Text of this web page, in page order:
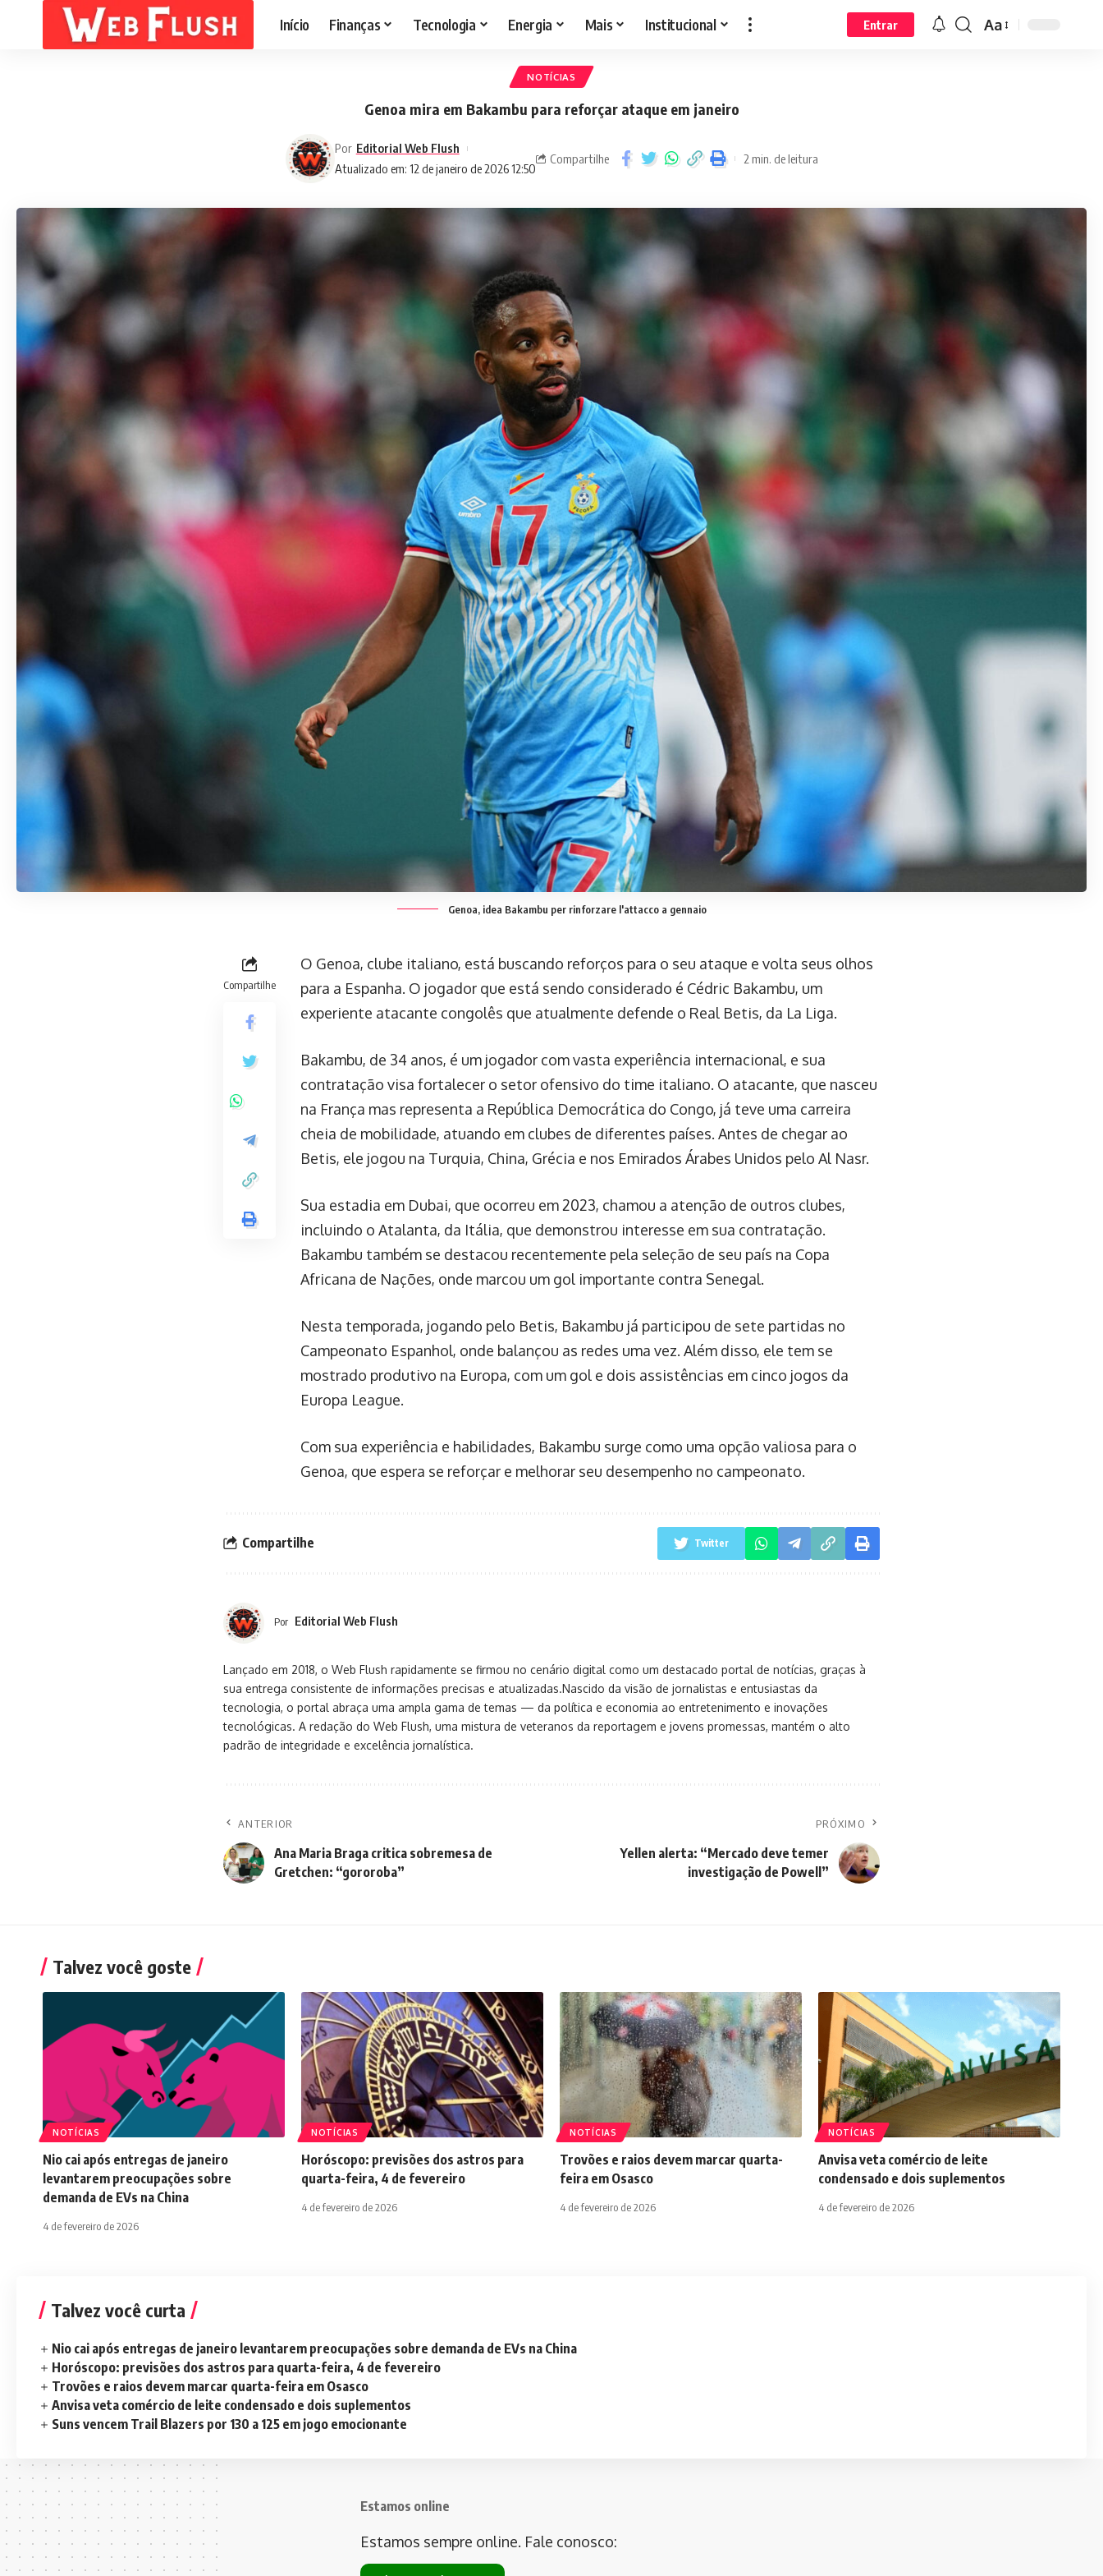
Início Finanças Tecnologia Energia Mais Institucional Entrar Aa
NOTÍCIAS
Genoa mira em Bakambu para reforçar ataque em janeiro
Atualizado em: 12 de janeiro de 2026 12:50
Por Editorial Web Flush
Compartilhe 2 min. de leitura
Genoa, idea Bakambu per rinforzare l'attacco a gennaio
Compartilhe
O Genoa, clube italiano, está buscando reforços para o seu ataque e volta seus olhos
para a Espanha. O jogador que está sendo considerado é Cédric Bakambu, um
experiente atacante congolês que atualmente defende o Real Betis, da La Liga.
Bakambu, de 34 anos, é um jogador com vasta experiência internacional, e sua
contratação visa fortalecer o setor ofensivo do time italiano. O atacante, que nasceu
na França mas representa a República Democrática do Congo, já teve uma carreira
cheia de mobilidade, atuando em clubes de diferentes países. Antes de chegar ao
Betis, ele jogou na Turquia, China, Grécia e nos Emirados Árabes Unidos pelo Al Nasr.
Sua estadia em Dubai, que ocorreu em 2023, chamou a atenção de outros clubes,
incluindo o Atalanta, da Itália, que demonstrou interesse em sua contratação.
Bakambu também se destacou recentemente pela seleção de seu país na Copa
Africana de Nações, onde marcou um gol importante contra Senegal.
Nesta temporada, jogando pelo Betis, Bakambu já participou de sete partidas no
Campeonato Espanhol, onde balançou as redes uma vez. Além disso, ele tem se
mostrado produtivo na Europa, com um gol e dois assistências em cinco jogos da
Europa League.
Com sua experiência e habilidades, Bakambu surge como uma opção valiosa para o
Genoa, que espera se reforçar e melhorar seu desempenho no campeonato.
Compartilhe Twitter
Por Editorial Web Flush
Lançado em 2018, o Web Flush rapidamente se firmou no cenário digital como um destacado portal de notícias, graças à
sua entrega consistente de informações precisas e atualizadas.Nascido da visão de jornalistas e entusiastas da
tecnologia, o portal abraça uma ampla gama de temas — da política e economia ao entretenimento e inovações
tecnológicas. A redação do Web Flush, uma mistura de veteranos da reportagem e jovens promessas, mantém o alto
padrão de integridade e excelência jornalística.
ANTERIOR
Ana Maria Braga critica sobremesa de
Gretchen: “gororoba”
PRÓXIMO
Yellen alerta: “Mercado deve temer
investigação de Powell”
Talvez você goste
NOTÍCIAS
Nio cai após entregas de janeiro
levantarem preocupações sobre
demanda de EVs na China
4 de fevereiro de 2026
NOTÍCIAS
Horóscopo: previsões dos astros para
quarta-feira, 4 de fevereiro
4 de fevereiro de 2026
NOTÍCIAS
Trovões e raios devem marcar quarta-
feira em Osasco
4 de fevereiro de 2026
NOTÍCIAS
Anvisa veta comércio de leite
condensado e dois suplementos
4 de fevereiro de 2026
Talvez você curta
Nio cai após entregas de janeiro levantarem preocupações sobre demanda de EVs na China
Horóscopo: previsões dos astros para quarta-feira, 4 de fevereiro
Trovões e raios devem marcar quarta-feira em Osasco
Anvisa veta comércio de leite condensado e dois suplementos
Suns vencem Trail Blazers por 130 a 125 em jogo emocionante
Estamos online
Estamos sempre online. Fale conosco: